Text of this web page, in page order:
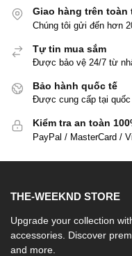
Giao hàng trên toàn
Chúng tôi gửi đến hơn
Tự tin mua sắm
Được bảo vệ 24/7 từ
Bảo hành quốc tế
Được cung cấp tại
Kiểm tra an toàn
PayPal / MasterCard /
THE-WEEKND STORE
Upgrade your collection
accessories. Discover
and more.